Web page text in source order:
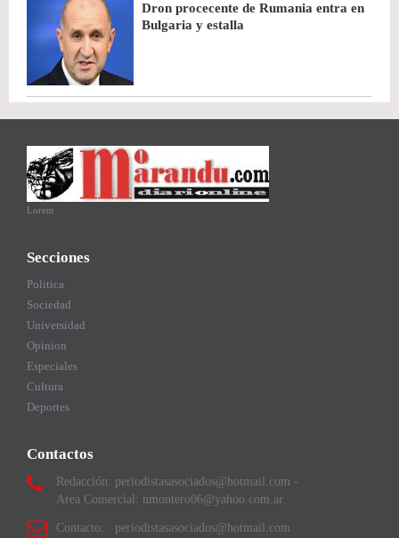
Dron procecente de Rumania entra en
Bulgaria y estalla
Lorem
Secciones
Politica
Sociedad
Universidad
Opinion
Especiales
Cultura
Deportes
Contactos
Redacción: periodistasasociados@hotmail.com -
Area Comercial: nmontero06@yahoo.com.ar
Contacto: periodistasasociados@hotmail.com